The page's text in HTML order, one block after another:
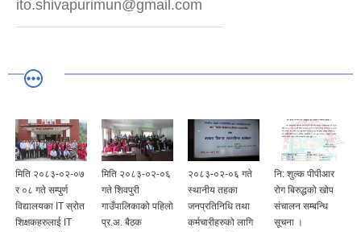
ito.shivapurimun@gmail.com
मिति २०८३-०२-०७
र ०८ गते सम्पुर्ण
विद्यालयका IT स्रोत
शिक्षकहरुलाई IT
मिति २०८३-०२-०६
गते शिवपुरी
गाउँपालिकाको पहिलो
प्र.अ. बैठक
२०८३-०२-०६ गते
स्थानीय तहका
जनप्रतिनिधि तथा
कर्मचारीहरुको लागि
नि: शुल्क पीपीआर
रोग बिरुद्धको खोप
संचालन सम्बन्धि
सूचना ।